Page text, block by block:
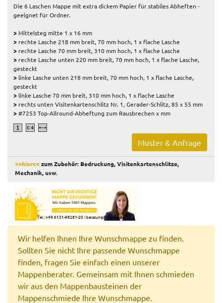
Die 6 Laschen Mappe mit extra dickem Papier für stabiles Abheften -
geeignet für Ordner.
>Mittelsteg mitte 1 x 16 mm
> rechte Lasche 218 mm breit, 70 mm hoch, 1 x flache Lasche
> rechte Lasche 70 mm breit, 310 mm hoch, 1 x flache Lasche
> rechte Lasche unten 220 mm breit, 70 mm hoch, 1 x flache Lasche,
gesteckt
> linke Lasche unten 218 mm breit, 70 mm hoch, 1 x flache Lasche,
gesteckt
> linke Lasche 70 mm breit, 310 mm hoch, 1 x flache Lasche
> rechts unten Visitenkartenschlitz Nr. 1, Gerader-Schlitz, 85 x 55 mm
>#7253 Top-Allround-Abheftung zum Rausbrechen x mm
Muster & Anfrage
>>hier<<zum Zubehör: Bedruckung, Visitenkartenschlitze,
Mechanik, usw.
Tel.: +49 6131-98281-20 |beratung@li-print.de
Wir helfen Ihnen Ihre Wunschmappe zu finden.
Sollten Sie nicht Ihre passende Wunschmappe
finden, fragen Sie einfach einen unserer
Mappenberater. Gemeinsam mit Ihnen schmieden
wir aus den Mappenbausteinen der
Mappenschmiede Ihre Wunschmappe.